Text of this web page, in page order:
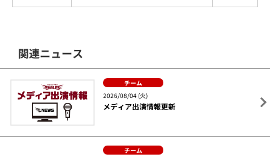
関連ニュース
チーム
2026/08/04 (火)
メディア出演情報更新
チーム